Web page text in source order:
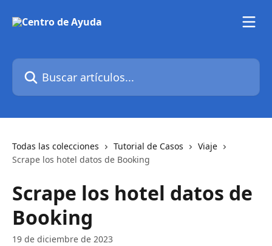
Buscar artículos...
Todas las colecciones Tutorial de Casos
Viaje
Scrape los hotel datos de Booking
Scrape los hotel datos de
Booking
19 de diciembre de 2023